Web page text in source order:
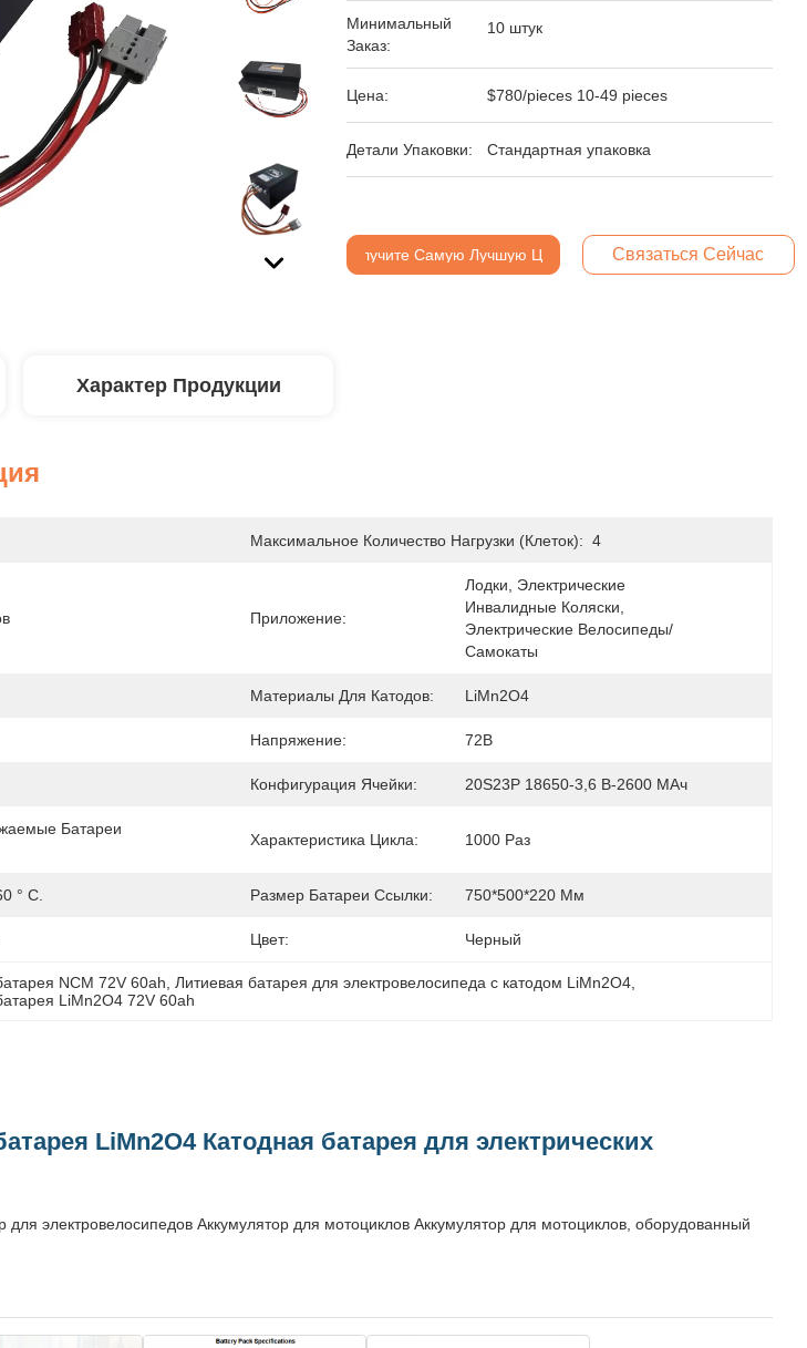
Минимальный
Заказ:
10 штук
Цена: $780/pieces 10-49 pieces
Детали Упаковки: Стандартная упаковка
Получите Самую Лучшую Цену Связаться Сейчас
Характер Продукции
Максимальное Количество Нагрузки (клеток): 4
Приложение:
Лодки, Электрические
Инвалидные Коляски,
Электрические Велосипеды/
Самокаты
Материалы Для Катодов: LiMn2O4
Напряжение: 72В
Конфигурация Ячейки: 20S23P 18650-3,6 В-2600 МАч
Батареи
Характеристика Цикла: 1000 Раз
° C. Размер Батареи Ссылки: 750*500*220 Мм
Цвет: Черный
NCM 72V 60ah Литиевая батарея для электровелосипеда с катодом LiMn2O4
LiMn2O4 72V 60ah
LiMn2O4 Катодная батарея для электрических
электровелосипедов Аккумулятор для мотоциклов Аккумулятор для мотоциклов, оборудованный